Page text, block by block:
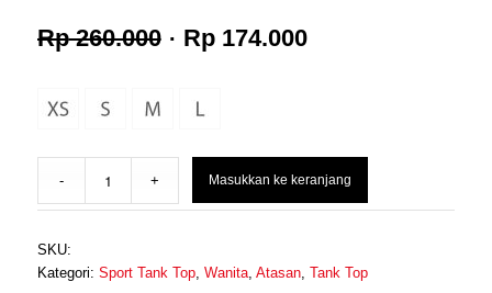
Rp260.000 Harga
Rp 260.000.
Rp174.000Harga
adalah:
Masukkan ke keranjang
SKU:
Kategori: Sport Tank Top, Wanita, Atasan, Tank Top